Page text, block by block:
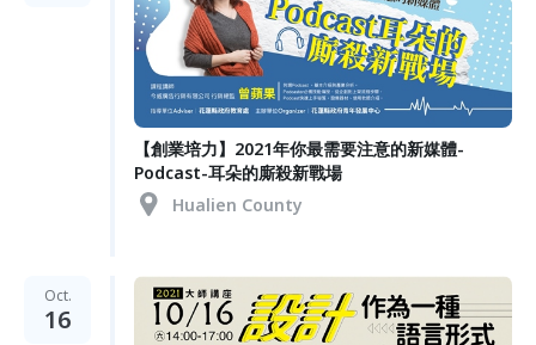
【創業培力】2021年你最需要注意的新媒體-
Podcast-耳朵的廝殺新戰場
Hualien County
Oct.
16